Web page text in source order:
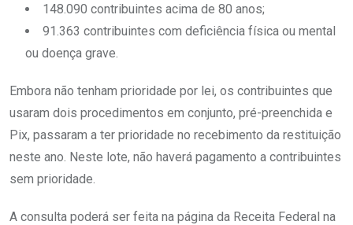
148.090 contribuintes acima de 80 anos;
91.363 contribuintes com deficiência física ou mental
ou doença grave.
Embora não tenham prioridade por lei, os contribuintes que
usaram dois procedimentos em conjunto, pré-preenchida e
Pix, passaram a ter prioridade no recebimento da restituição
neste ano. Neste lote, não haverá pagamento a contribuintes
sem prioridade.
A consulta poderá ser feita na página da Receita Federal na